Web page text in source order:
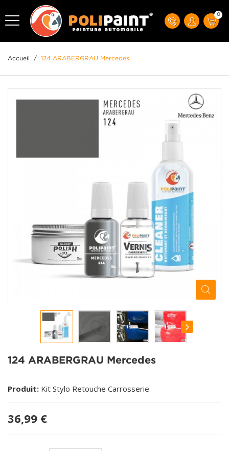
0
Accueil / 124 ARABERGRAU Mercedes
124 ARABERGRAU Mercedes
Produit: Kit Stylo Retouche Carrosserie
36,99 €